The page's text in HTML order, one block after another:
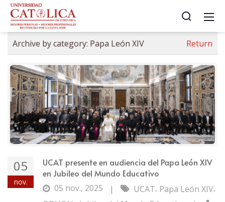
Archive by category: Papa León XIV Return
05
nov.
UCAT presente en audiencia del Papa León XIV
en Jubileo del Mundo Educativo
05 nov., 2025
| UCAT, Papa León XIV,